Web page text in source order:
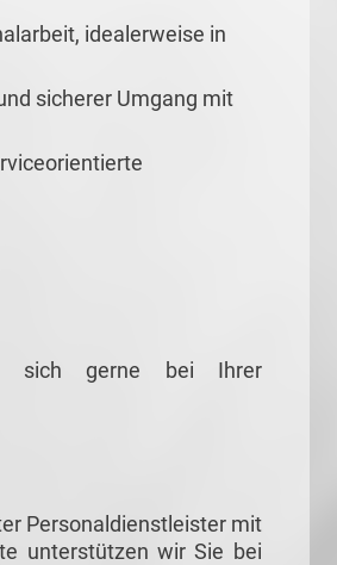
idealerweise in
sicherer Umgang mit
sich gerne bei Ihrer
Personaldienstleister mit
unterstützen wir Sie bei